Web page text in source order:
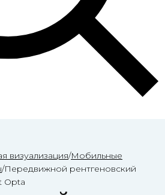
визуализация/Мобильные
/Передвижной рентгеновский
Opta